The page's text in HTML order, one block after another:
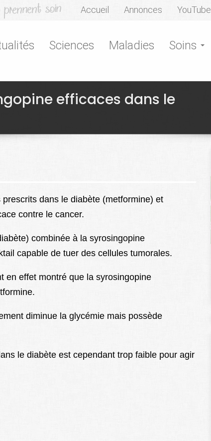
Accueil Annonces YouTube
Sciences Maladies Soins
efficaces dans le
dans le diabète (metformine) et
contre le cancer.
combinée à la syrosingopine
capable de tuer des cellules tumorales.
en effet montré que la syrosingopine
diminue la glycémie mais possède
le diabète est cependant trop faible pour agir